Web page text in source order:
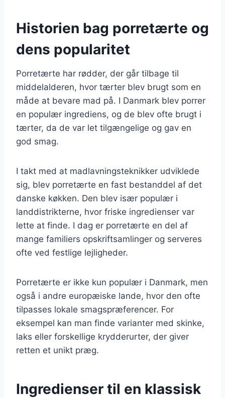
Historien bag porretærte og
dens popularitet
Porretærte har rødder, der går tilbage til
middelalderen, hvor tærter blev brugt som en
måde at bevare mad på. I Danmark blev porrer
en populær ingrediens, og de blev ofte brugt i
tærter, da de var let tilgængelige og gav en
god smag.
I takt med at madlavningsteknikker udviklede
sig, blev porretærte en fast bestanddel af det
danske køkken. Den blev især populær i
landdistrikterne, hvor friske ingredienser var
lette at finde. I dag er porretærte en del af
mange familiers opskriftsamlinger og serveres
ofte ved festlige lejligheder.
Porretærte er ikke kun populær i Danmark, men
også i andre europæiske lande, hvor den ofte
tilpasses lokale smagspræferencer. For
eksempel kan man finde varianter med skinke,
laks eller forskellige krydderurter, der giver
retten et unikt præg.
Ingredienser til en klassisk